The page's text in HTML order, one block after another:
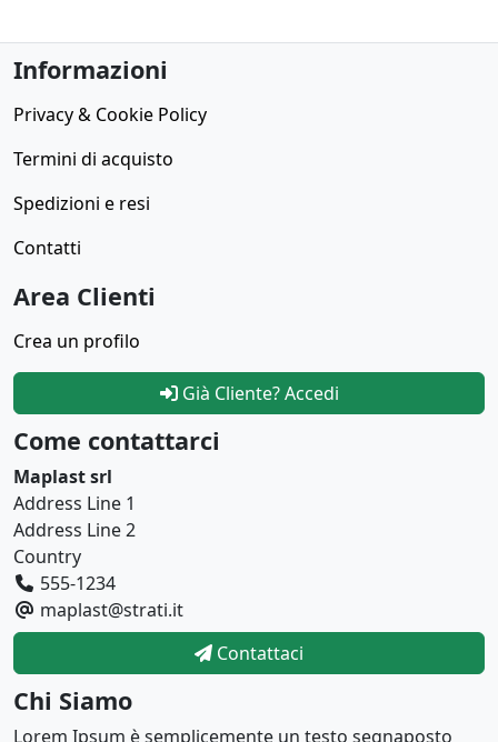
Informazioni
Privacy & Cookie Policy
Termini di acquisto
Spedizioni e resi
Contatti
Area Clienti
Crea un profilo
Già Cliente? Accedi
Come contattarci
Maplast srl
Address Line 1
Address Line 2
Country
555-1234
maplast@strati.it
Contattaci
Chi Siamo
Lorem Ipsum è semplicemente un testo segnaposto